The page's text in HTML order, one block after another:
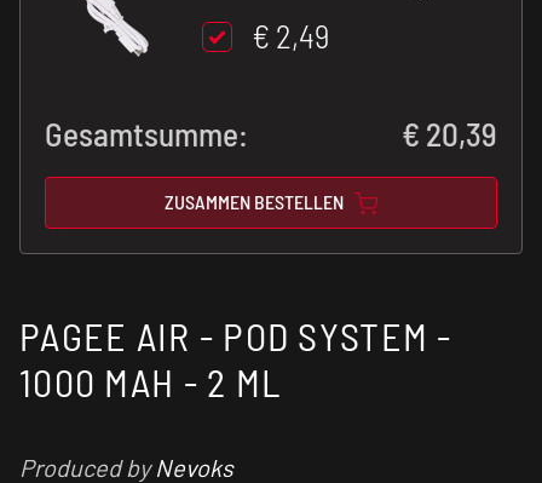
€ 2,49
Gesamtsumme: € 20,39
ZUSAMMEN BESTELLEN
PAGEE AIR - POD SYSTEM -
1000 MAH - 2 ML
Produced byNevoks